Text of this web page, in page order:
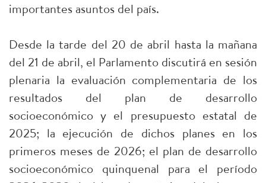
importantes asuntos del país.
Desde la tarde del 20 de abril hasta la mañana
del 21 de abril, el Parlamento discutirá en sesión
plenaria la evaluación complementaria de los
resultados del plan de desarrollo
socioeconómico y el presupuesto estatal de
2025; la ejecución de dichos planes en los
primeros meses de 2026; el plan de desarrollo
socioeconómico quinquenal para el período